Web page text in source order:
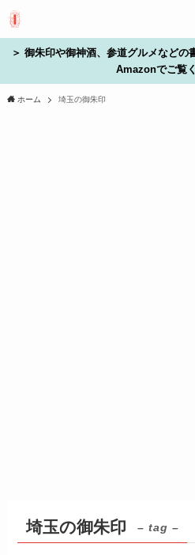
＞ 御朱印や御神酒、参道グルメなどの
Amazonでご覧く
ホーム 埼玉の御朱印
埼玉の御朱印 – tag –